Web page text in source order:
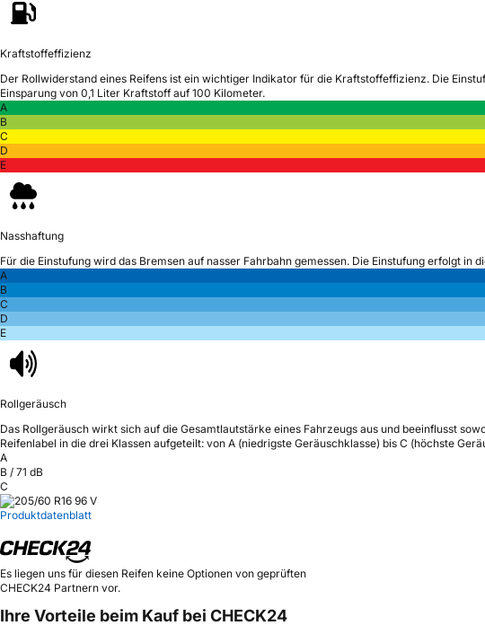
Kraftstoffeffizienz
Der Rollwiderstand eines Reifens ist ein wichtiger Indikator für die Kraftstoffeffizienz. Die
Einsparung von 0,1 Liter Kraftstoff auf 100 Kilometer.
A
B
C
D
E
Nasshaftung
Für die Einstufung wird das Bremsen auf nasser Fahrbahn gemessen. Die Einstufung erfolgt in
A
B
C
D
E
Rollgeräusch
Das Rollgeräusch wirkt sich auf die Gesamtlautstärke eines Fahrzeugs aus und beeinflusst
Reifenlabel in die drei Klassen aufgeteilt: von A (niedrigste Geräuschklasse) bis C (höchste
A
B / 71 dB
C
Produktdatenblatt
Es liegen uns für diesen Reifen keine Optionen von geprüften
CHECK24 Partnern vor.
Ihre Vorteile beim Kauf bei CHECK24